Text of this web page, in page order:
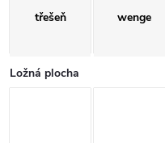
třešeň wenge
Ložná plocha